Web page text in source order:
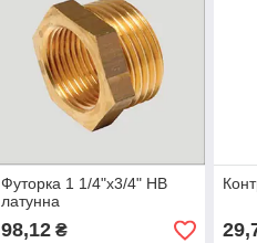
Футорка 1 1/4"х3/4" НВ
латунна
98,12₴